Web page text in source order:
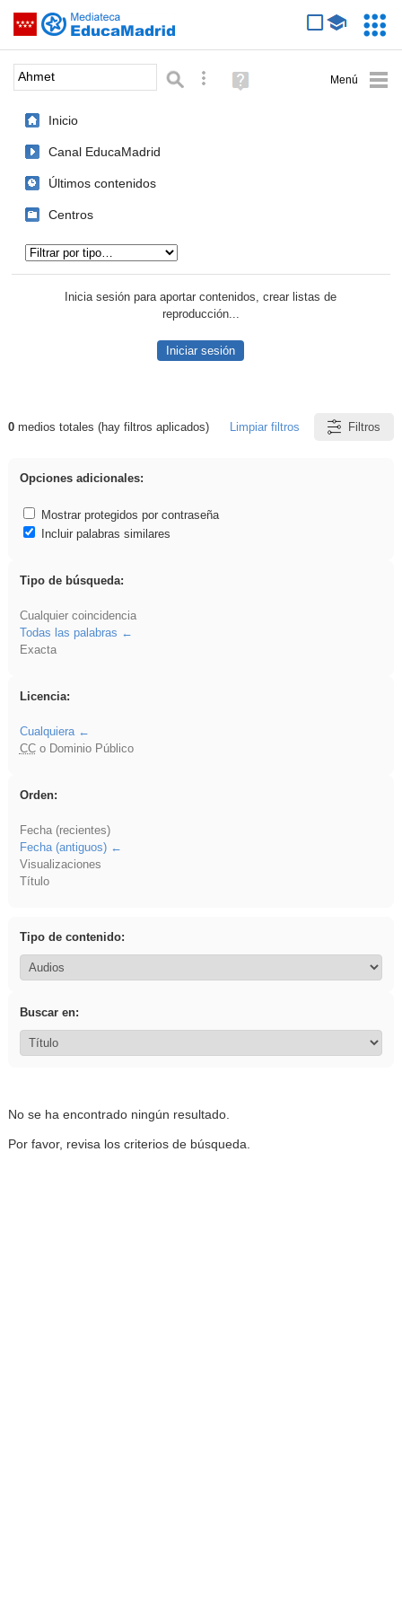
Saltar navegación
Palabra o frase: Búsqueda avanzada
Ayuda
(en
Inicio
Canal EducaMadrid
Últimos contenidos
Centros
Inicia sesión para aportar contenidos, crear listas de
reproducción...
Iniciar sesión
Resultados de: Ahmet
0medios totales (hay filtros aplicados) Limpiar filtros Filtros
Opciones adicionales:
Mostrar protegidos por contraseña
Incluir palabras similares
Tipo de búsqueda:
Cualquier coincidencia
Todas las palabras
Exacta
Licencia:
Cualquiera
CCo Dominio Público
Orden:
Fecha (recientes)
Fecha (antiguos)
Visualizaciones
Título
Tipo de contenido:
Buscar en:
No se ha encontrado ningún resultado.
Por favor, revisa los criterios de búsqueda.